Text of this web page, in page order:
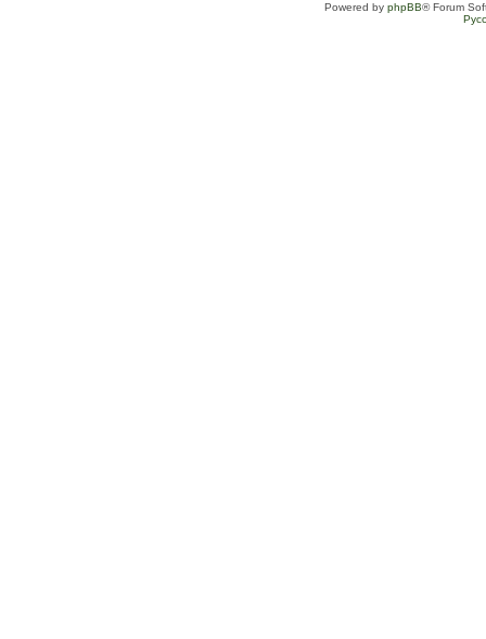
Powered by phpBB® Forum